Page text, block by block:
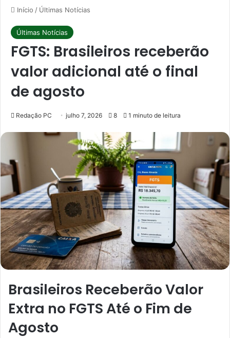
Início / Últimas Notícias
Últimas Notícias
FGTS: Brasileiros receberão
valor adicional até o final
de agosto
Redação PC julho 7, 2026 8 1 minuto de leitura
Brasileiros Receberão Valor
Extra no FGTS Até o Fim de
Agosto